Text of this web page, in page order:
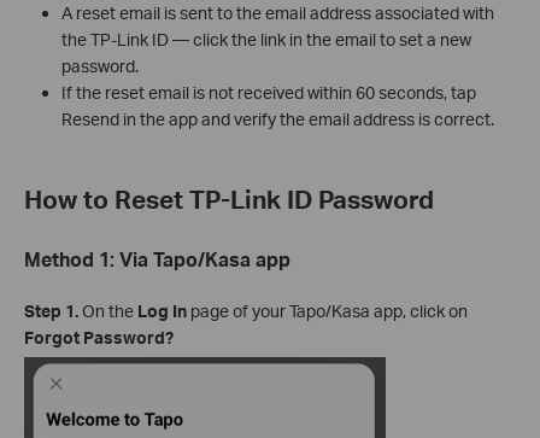
A reset email is sent to the email address associated with
the TP-Link ID — click the link in the email to set a new
password.
If the reset email is not received within 60 seconds, tap
Resend in the app and verify the email address is correct.
How to Reset TP-Link ID Password
Method 1: Via Tapo/Kasa app
Step 1.On the Log In page of your Tapo/Kasa app, click on
Forgot Password?